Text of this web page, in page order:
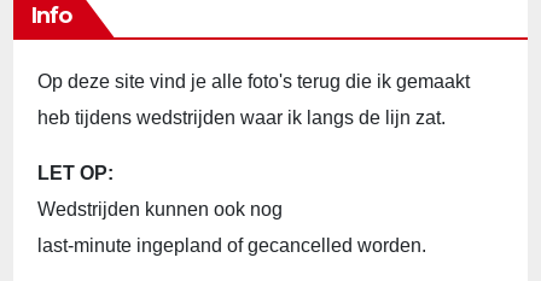
Info
Op deze site vind je alle foto's terug die ik gemaakt
heb tijdens wedstrijden waar ik langs de lijn zat.
LET OP:
Wedstrijden kunnen ook nog
last-minute ingepland of gecancelled worden.